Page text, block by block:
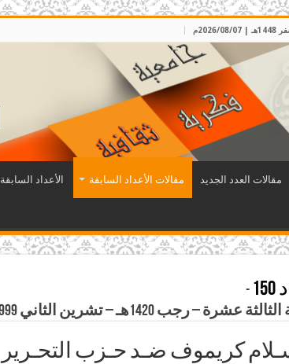
مقالات العدد الجديد مقالات الأعداد السابقة الأعداد السابقة
-
عشرة – رجب 1420هـ – تشرين الثاني 1999م
كريموف ضـد حـزب التحـرير